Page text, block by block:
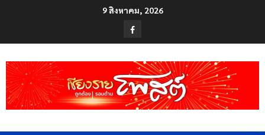
9 สิงหาคม, 2026
Facebook